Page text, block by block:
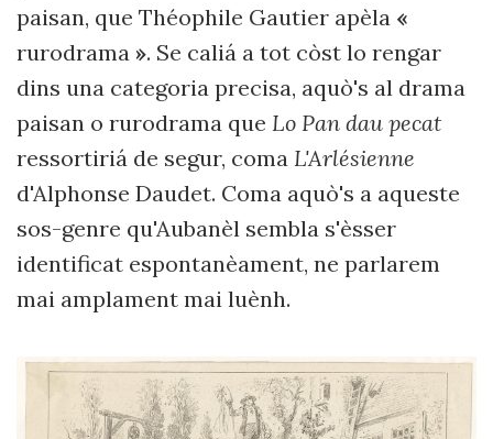
paisan, que Théophile Gautier apèla «
rurodrama ». Se caliá a tot còst lo rengar
dins una categoria precisa, aquò's al drama
paisan o rurodrama que Lo Pan dau pecat
ressortiriá de segur, coma L'Arlésienne
d'Alphonse Daudet. Coma aquò's a aqueste
sos-genre qu'Aubanèl sembla s'èsser
identificat espontanèament, ne parlarem
mai amplament mai luènh.